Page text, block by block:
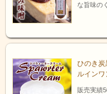
な旨味の
ひのき炭
ルイン
販売実績